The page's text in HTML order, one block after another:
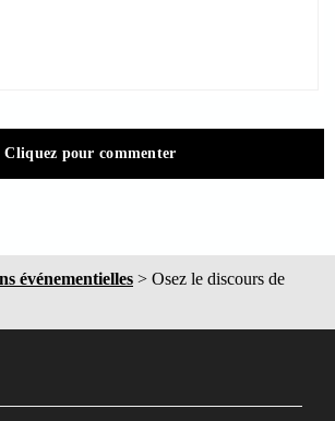
Cliquez pour commenter
événementielles > Osez le discours de